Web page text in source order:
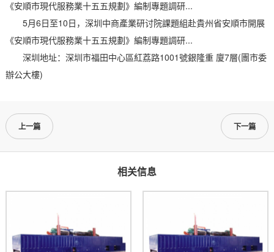
《安順市現代服務業十五五規劃》編制專題調研...
5月6日至10日，深圳中商產業研讨院課題組赴貴州省安順市開展
《安順市現代服務業十五五規劃》編制專題調研...
深圳地址：深圳市福田中心區紅荔路1001號銀隆重 廈7層(團市委
辦公大樓)
上一篇 下一篇
相关信息